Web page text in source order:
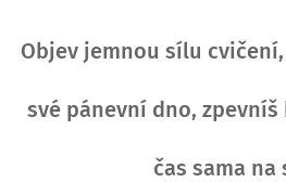
Objev jemnou sílu
své pánevní dno,
čas sama na